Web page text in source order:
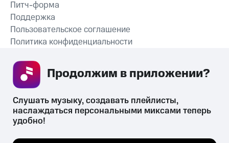
СКАЧАТЬ ПРИЛОЖЕНИЕ
Питч-форма
Поддержка
Пользовательское соглашение
Политика конфиденциальности
психотропных веществ, их аналогов причиняет вред здоровью,
Слушать музыку, создавать плейлисты,
наслаждаться персональными миксами теперь
удобно!